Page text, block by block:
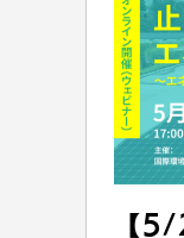
【